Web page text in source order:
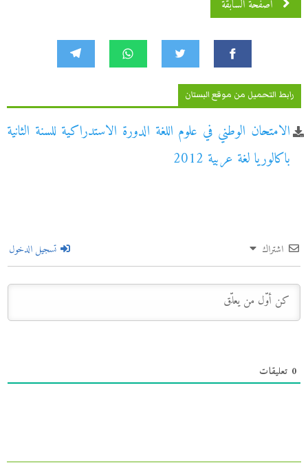
اصفحة السابقة
رابط التحميل من موقع البستان
الامتحان الوطني في علوم اللغة الدورة الاستدراكية للسنة الثانية
باكالوريا لغة عربية 2012
اشتراك تسجيل الدخول
0 تعليقات